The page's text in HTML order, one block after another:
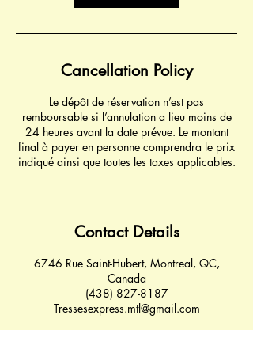
Cancellation Policy
Le dépôt de réservation n’est pas
remboursable si l’annulation a lieu moins de
24 heures avant la date prévue. Le montant
final à payer en personne comprendra le prix
indiqué ainsi que toutes les taxes applicables.
Contact Details
6746 Rue Saint-Hubert, Montreal, QC,
Canada
(438) 827-8187
Tressesexpress.mtl@gmail.com